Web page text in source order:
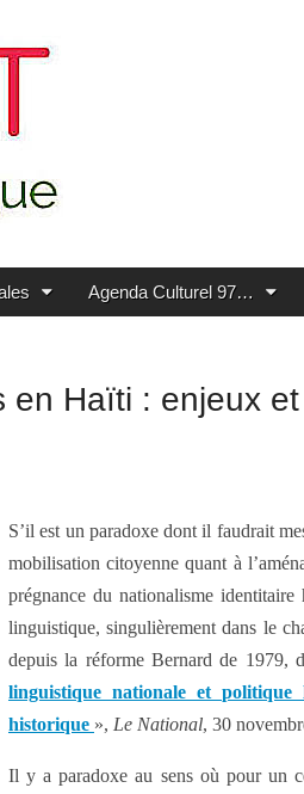
Agenda Culturel 97…
Haïti : enjeux
S’il est un paradoxe dont il faudrait
mobilisation citoyenne quant à
prégnance du nationalisme
linguistique, singulièrement dans le
depuis la réforme Bernard de 1979,
linguistique nationale et politique
historique », Le National, 30
Il y a paradoxe au sens où pour un